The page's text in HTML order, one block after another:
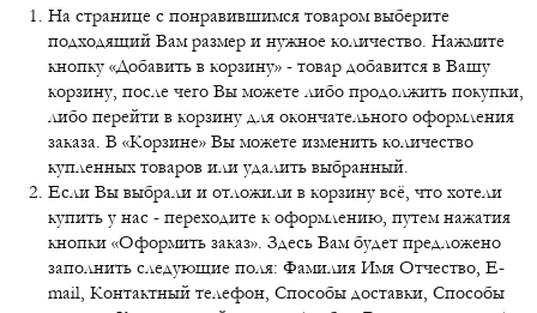
На странице с понравившимся товаром выберите
подходящий Вам размер и нужное количество. Нажмите
кнопку «Добавить в корзину» - товар добавится в Вашу
корзину, после чего Вы можете либо продолжить покупки,
либо перейти в корзину для окончательного оформления
заказа. В «Корзине» Вы можете изменить количество
купленных товаров или удалить выбранный.
Если Вы выбрали и отложили в корзину всё, что хотели
купить у нас - переходите к оформлению, путем нажатия
кнопки «Оформить заказ». Здесь Вам будет предложено
заполнить следующие поля: Фамилия Имя Отчество, E-
mail, Контактный телефон, Способы доставки, Способы